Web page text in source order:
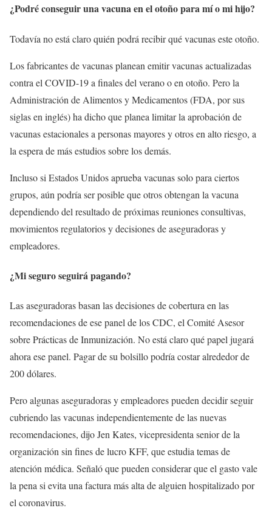
¿Podré conseguir una vacuna en el otoño para mí o mi hijo?
Todavía no está claro quién podrá recibir qué vacunas este otoño.
Los fabricantes de vacunas planean emitir vacunas actualizadas
contra el COVID-19 a finales del verano o en otoño. Pero la
Administración de Alimentos y Medicamentos (FDA, por sus
siglas en inglés) ha dicho que planea limitar la aprobación de
vacunas estacionales a personas mayores y otros en alto riesgo, a
la espera de más estudios sobre los demás.
Incluso si Estados Unidos aprueba vacunas solo para ciertos
grupos, aún podría ser posible que otros obtengan la vacuna
dependiendo del resultado de próximas reuniones consultivas,
movimientos regulatorios y decisiones de aseguradoras y
empleadores.
¿Mi seguro seguirá pagando?
Las aseguradoras basan las decisiones de cobertura en las
recomendaciones de ese panel de los CDC, el Comité Asesor
sobre Prácticas de Inmunización. No está claro qué papel jugará
ahora ese panel. Pagar de su bolsillo podría costar alrededor de
200 dólares.
Pero algunas aseguradoras y empleadores pueden decidir seguir
cubriendo las vacunas independientemente de las nuevas
recomendaciones, dijo Jen Kates, vicepresidenta senior de la
organización sin fines de lucro KFF, que estudia temas de
atención médica. Señaló que pueden considerar que el gasto vale
la pena si evita una factura más alta de alguien hospitalizado por
el coronavirus.